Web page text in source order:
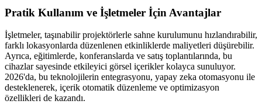
Pratik Kullanım ve İşletmeler İçin Avantajlar
İşletmeler, taşınabilir projektörlerle sahne kurulumunu hızlandırabilir,
farklı lokasyonlarda düzenlenen etkinliklerde maliyetleri düşürebilir.
Ayrıca, eğitimlerde, konferanslarda ve satış toplantılarında, bu
cihazlar sayesinde etkileyici görsel içerikler kolayca sunuluyor.
2026'da, bu teknolojilerin entegrasyonu, yapay zeka otomasyonu ile
desteklenerek, içerik otomatik düzenleme ve optimizasyon
özellikleri de kazandı.